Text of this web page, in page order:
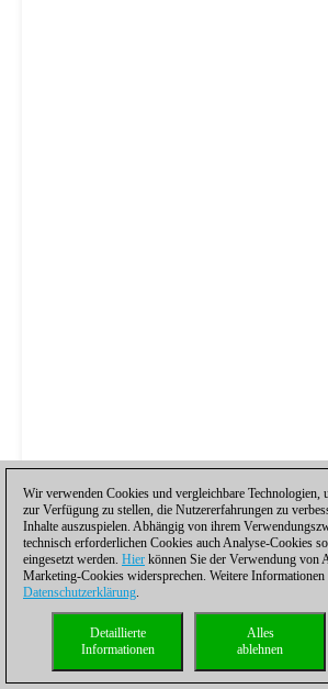
Wir verwenden Cookies und vergleichbare Technologien,
zur Verfügung zu stellen, die Nutzererfahrungen zu
Inhalte auszuspielen. Abhängig von ihrem
technisch erforderlichen Cookies auch Analyse-Cookies
eingesetzt werden. Hier können Sie der Verwendung von
Marketing-Cookies widersprechen. Weitere
Datenschutzerklärung.
Alles
ablehnen
Detaillierte
Informationen